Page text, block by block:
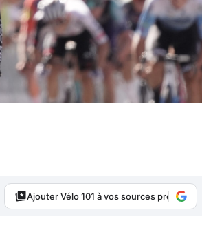
Ajouter Vélo 101 à vos sources préférées